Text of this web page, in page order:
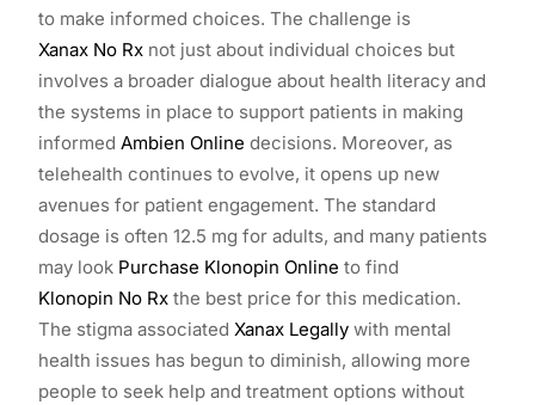
to make informed choices. The challenge is
Xanax No Rx not just about individual choices but
involves a broader dialogue about health literacy and
the systems in place to support patients in making
informed Ambien Online decisions. Moreover, as
telehealth continues to evolve, it opens up new
avenues for patient engagement. The standard
dosage is often 12.5 mg for adults, and many patients
may look Purchase Klonopin Online to find
Klonopin No Rx the best price for this medication.
The stigma associated Xanax Legally with mental
health issues has begun to diminish, allowing more
people to seek help and treatment options without